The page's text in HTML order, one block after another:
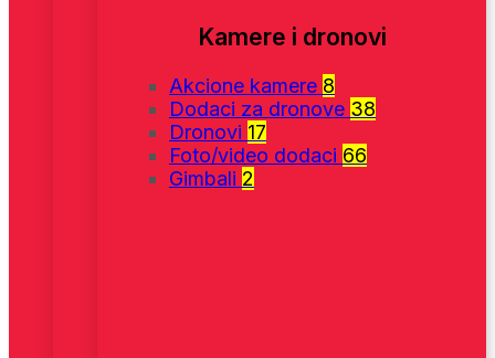
Kamere i dronovi
Akcione kamere 8
Dodaci za dronove 38
Dronovi 17
Foto/video dodaci 66
Gimbali 2